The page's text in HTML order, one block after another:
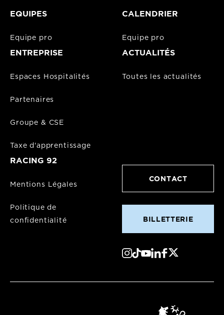
EQUIPES
Equipe pro
CALENDRIER
Equipe pro
ENTREPRISE
Espaces Hospitalités
Partenaires
Groupe & CSE
Taxe d'apprentissage
ACTUALITÉS
Toutes les actualités
RACING 92
Mentions Légales
Politique de
confidentialité
CONTACT
BILLETTERIE